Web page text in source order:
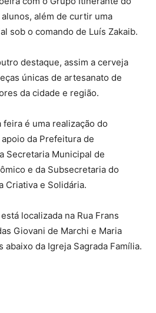
além de curtir uma
sob o comando de Luís Zakaib.
destaque, assim a cerveja
únicas de artesanato de
da cidade e região.
é uma realização do
da Prefeitura de
Secretaria Municipal de
e da Subsecretaria do
Criativa e Solidária.
localizada na Rua Frans
Giovani de Marchi e Maria
abaixo da Igreja Sagrada Família.